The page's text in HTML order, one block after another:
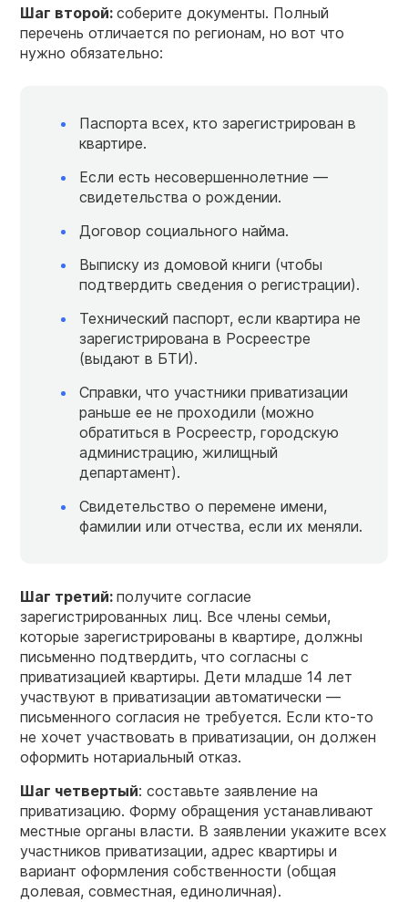
Шаг второй: соберите документы. Полный
перечень отличается по регионам, но вот что
нужно обязательно:
Паспорта всех, кто зарегистрирован в
квартире.
Если есть несовершеннолетние —
свидетельства о рождении.
Договор социального найма.
Выписку из домовой книги (чтобы
подтвердить сведения о регистрации).
Технический паспорт, если квартира не
зарегистрирована в Росреестре
(выдают в БТИ).
Справки, что участники приватизации
раньше ее не проходили (можно
обратиться в Росреестр, городскую
администрацию, жилищный
департамент).
Свидетельство о перемене имени,
фамилии или отчества, если их меняли.
Шаг третий: получите согласие
зарегистрированных лиц. Все члены семьи,
которые зарегистрированы в квартире, должны
письменно подтвердить, что согласны с
приватизацией квартиры. Дети младше 14 лет
участвуют в приватизации автоматически —
письменного согласия не требуется. Если кто-то
не хочет участвовать в приватизации, он должен
оформить нотариальный отказ.
Шаг четвертый: составьте заявление на
приватизацию. Форму обращения устанавливают
местные органы власти. В заявлении укажите всех
участников приватизации, адрес квартиры и
вариант оформления собственности (общая
долевая, совместная, единоличная).